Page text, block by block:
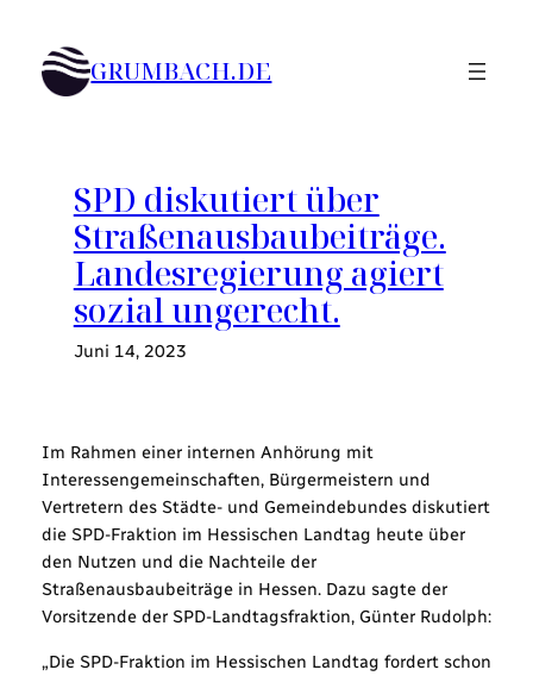
Inhalt
springen GRUMBACH.DE
SPD diskutiert über
Straßenausbaubeiträge.
Landesregierung agiert
sozial ungerecht.
Juni 14, 2023
Im Rahmen einer internen Anhörung mit
Interessengemeinschaften, Bürgermeistern und
Vertretern des Städte- und Gemeindebundes diskutiert
die SPD-Fraktion im Hessischen Landtag heute über
den Nutzen und die Nachteile der
Straßenausbaubeiträge in Hessen. Dazu sagte der
Vorsitzende der SPD-Landtagsfraktion, Günter Rudolph:
„Die SPD-Fraktion im Hessischen Landtag fordert schon